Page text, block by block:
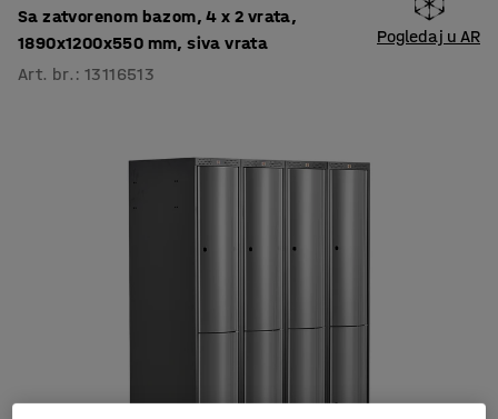
Sa zatvorenom bazom, 4 x 2 vrata,
1890x1200x550 mm, siva vrata
Art. br. :13116513
Pogledaj u AR